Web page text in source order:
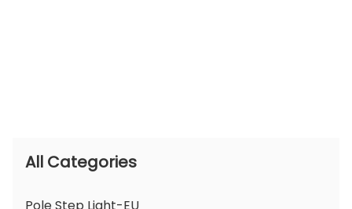
All Categories